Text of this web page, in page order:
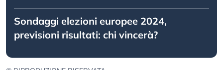
Sondaggi elezioni europee 2024,
previsioni risultati: chi vincerà?